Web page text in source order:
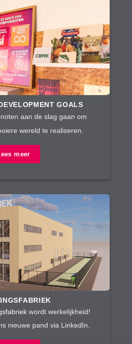
GOALS
aan de slag gaan om
wereld te realiseren.
meer
wordt werkelijkheid!
nieuwe pand via LinkedIn.